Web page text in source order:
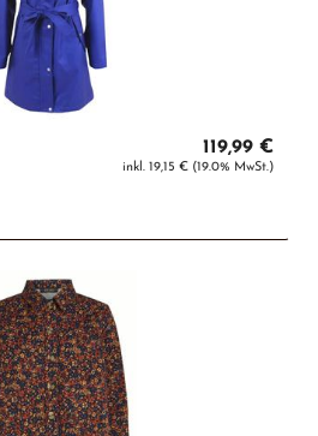
119,99 €
inkl. 19,15 € (19.0% MwSt.)